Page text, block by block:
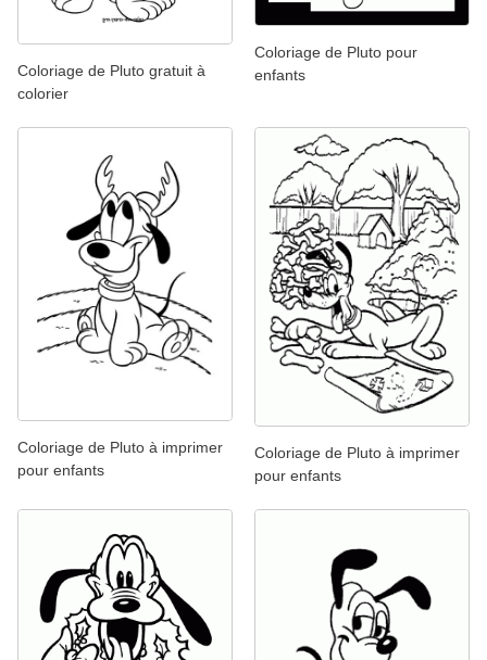
Coloriage de Pluto gratuit à
colorier
Coloriage de Pluto pour
enfants
Coloriage de Pluto à imprimer
pour enfants
Coloriage de Pluto à imprimer
pour enfants